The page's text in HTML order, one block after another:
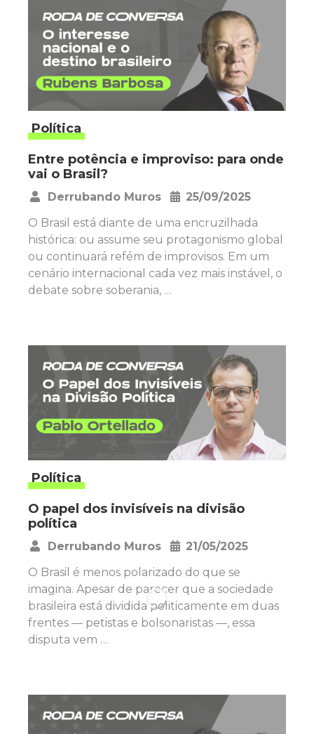
Política
Entre potência e improviso: para onde
vai o Brasil?
Derrubando Muros
25/09/2025
O Brasil está diante de uma encruzilhada
histórica: ou assume seu protagonismo global
ou continuará refém de improvisos. Em um
cenário internacional cada vez mais instável, o
debate sobre soberania, …
Política
O papel dos invisíveis na divisão
política
Derrubando Muros
21/05/2025
O Brasil é menos polarizado do que se
imagina. Apesar de parecer que a sociedade
brasileira está dividida politicamente em duas
frentes — petistas e bolsonaristas —, essa
disputa vem …